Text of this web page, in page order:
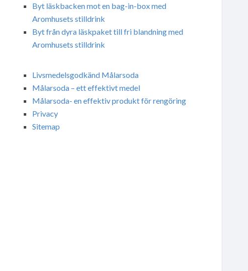
Byt läskbacken mot en bag-in-box med
Aromhusets stilldrink
Byt från dyra läskpaket till fri blandning med
Aromhusets stilldrink
Livsmedelsgodkänd Målarsoda
Målarsoda – ett effektivt medel
Målarsoda- en effektiv produkt för rengöring
Privacy
Sitemap